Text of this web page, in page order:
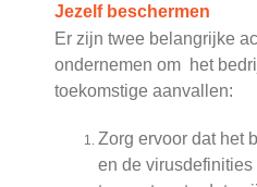
Jezelf beschermen
Er zijn twee belangrijke
ondernemen om het
toekomstige aanvallen:
Zorg ervoor dat het
en de